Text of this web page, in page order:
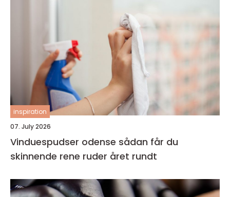
inspiration
07. July 2026
Vinduespudser odense sådan får du
skinnende rene ruder året rundt